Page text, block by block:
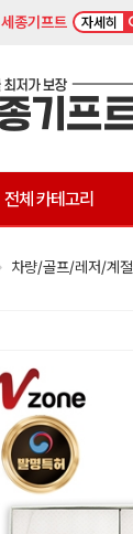
세종기프트 자세히
전체 카테고리
차량/골프/레저/계절